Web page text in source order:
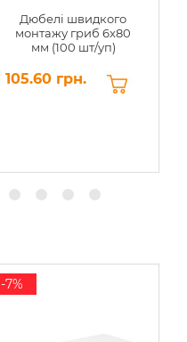
Дюбелі швидкого
монтажу гриб 6x80
мм (100 шт/уп)
105.60 грн.
-7%